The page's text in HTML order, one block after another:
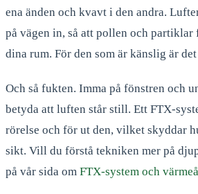
ena änden och kvavt i den andra.
på vägen in, så att pollen och partiklar
dina rum. För den som är känslig är
Och så fukten. Imma på fönstren och
betyda att luften står still. Ett FTX-
rörelse och för ut den, vilket skyddar
sikt. Vill du förstå tekniken mer på
på vår sida om FTX-system och